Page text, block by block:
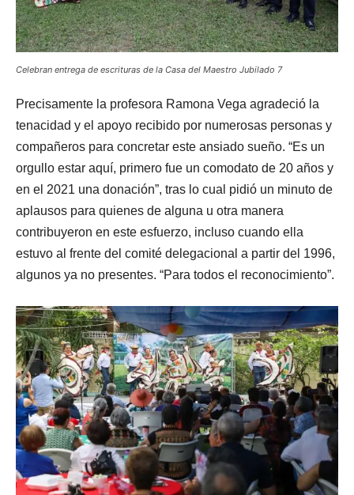
Celebran entrega de escrituras de la Casa del Maestro Jubilado 7
Precisamente la profesora Ramona Vega agradeció la
tenacidad y el apoyo recibido por numerosas personas y
compañeros para concretar este ansiado sueño. “Es un
orgullo estar aquí, primero fue un comodato de 20 años y
en el 2021 una donación”, tras lo cual pidió un minuto de
aplausos para quienes de alguna u otra manera
contribuyeron en este esfuerzo, incluso cuando ella
estuvo al frente del comité delegacional a partir del 1996,
algunos ya no presentes. “Para todos el reconocimiento”.